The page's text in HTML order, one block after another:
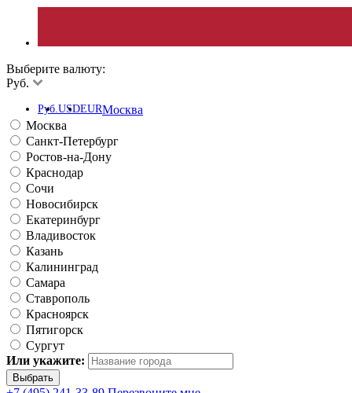
Выберите валюту:
Руб.
Руб.USDEURМосква
Москва
Санкт-Петербург
Ростов-на-Дону
Краснодар
Сочи
Новосибирск
Екатеринбург
Владивосток
Казань
Калининград
Самара
Ставрополь
Красноярск
Пятигорск
Сургут
Или укажите: